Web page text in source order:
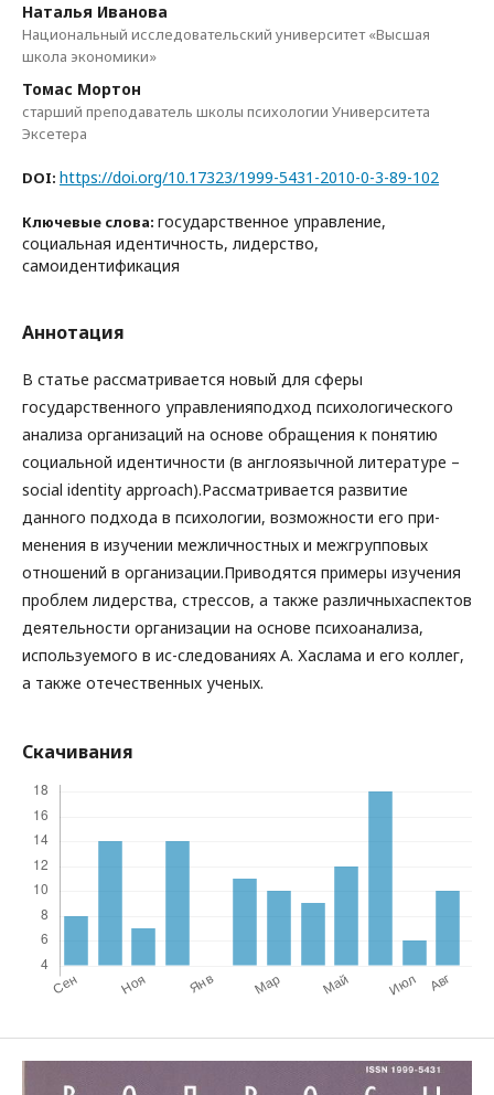
Наталья Иванова
Национальный исследовательский университет «Высшая
школа экономики»
Томас Мортон
старший преподаватель школы психологии Университета
Эксетера
DOI: https://doi.org/10.17323/1999-5431-2010-0-3-89-102
Ключевые слова: государственное управление,
социальная идентичность, лидерство,
самоидентификация
Аннотация
В статье рассматривается новый для сферы
государственного управленияподход психологического
анализа организаций на основе обращения к понятию
социальной идентичности (в англоязычной литературе –
social identity approach).Рассматривается развитие
данного подхода в психологии, возможности его при-
менения в изучении межличностных и межгрупповых
отношений в организации.Приводятся примеры изучения
проблем лидерства, стрессов, а также различныхаспектов
деятельности организации на основе психоанализа,
используемого в ис-следованиях А. Хаслама и его коллег,
а также отечественных ученых.
Скачивания